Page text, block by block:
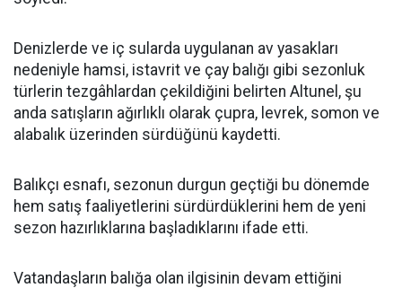
Denizlerde ve iç sularda uygulanan av yasakları
nedeniyle hamsi, istavrit ve çay balığı gibi sezonluk
türlerin tezgâhlardan çekildiğini belirten Altunel, şu
anda satışların ağırlıklı olarak çupra, levrek, somon ve
alabalık üzerinden sürdüğünü kaydetti.
Balıkçı esnafı, sezonun durgun geçtiği bu dönemde
hem satış faaliyetlerini sürdürdüklerini hem de yeni
sezon hazırlıklarına başladıklarını ifade etti.
Vatandaşların balığa olan ilgisinin devam ettiğini